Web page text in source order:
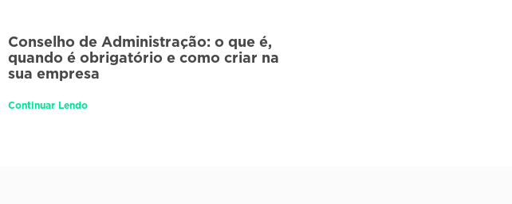
Conselho de Administração: o que é,
quando é obrigatório e como criar na
sua empresa
Continuar Lendo